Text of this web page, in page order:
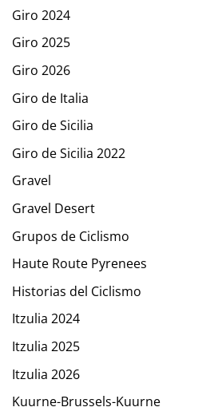
Giro 2024
Giro 2025
Giro 2026
Giro de Italia
Giro de Sicilia
Giro de Sicilia 2022
Gravel
Gravel Desert
Grupos de Ciclismo
Haute Route Pyrenees
Historias del Ciclismo
Itzulia 2024
Itzulia 2025
Itzulia 2026
Kuurne-Brussels-Kuurne